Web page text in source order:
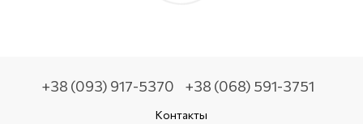
+38 (093) 917-5370 +38 (068) 591-3751
Контакты